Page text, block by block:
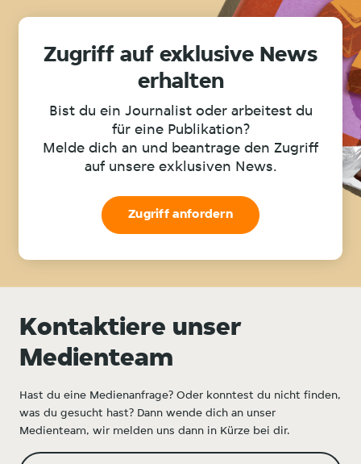
Zugriff auf exklusive News
erhalten
Bist du ein Journalist oder arbeitest du
für eine Publikation?
Melde dich an und beantrage den Zugriff
auf unsere exklusiven News.
Zugriff anfordern
Kontaktiere unser
Medienteam
Hast du eine Medienanfrage? Oder konntest du nicht finden,
was du gesucht hast? Dann wende dich an unser
Medienteam, wir melden uns dann in Kürze bei dir.